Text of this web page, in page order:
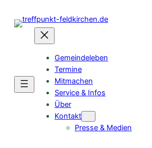
Gemeindeleben
Termine
Mitmachen
Service & Infos
Über
Kontakt
Presse & Medien